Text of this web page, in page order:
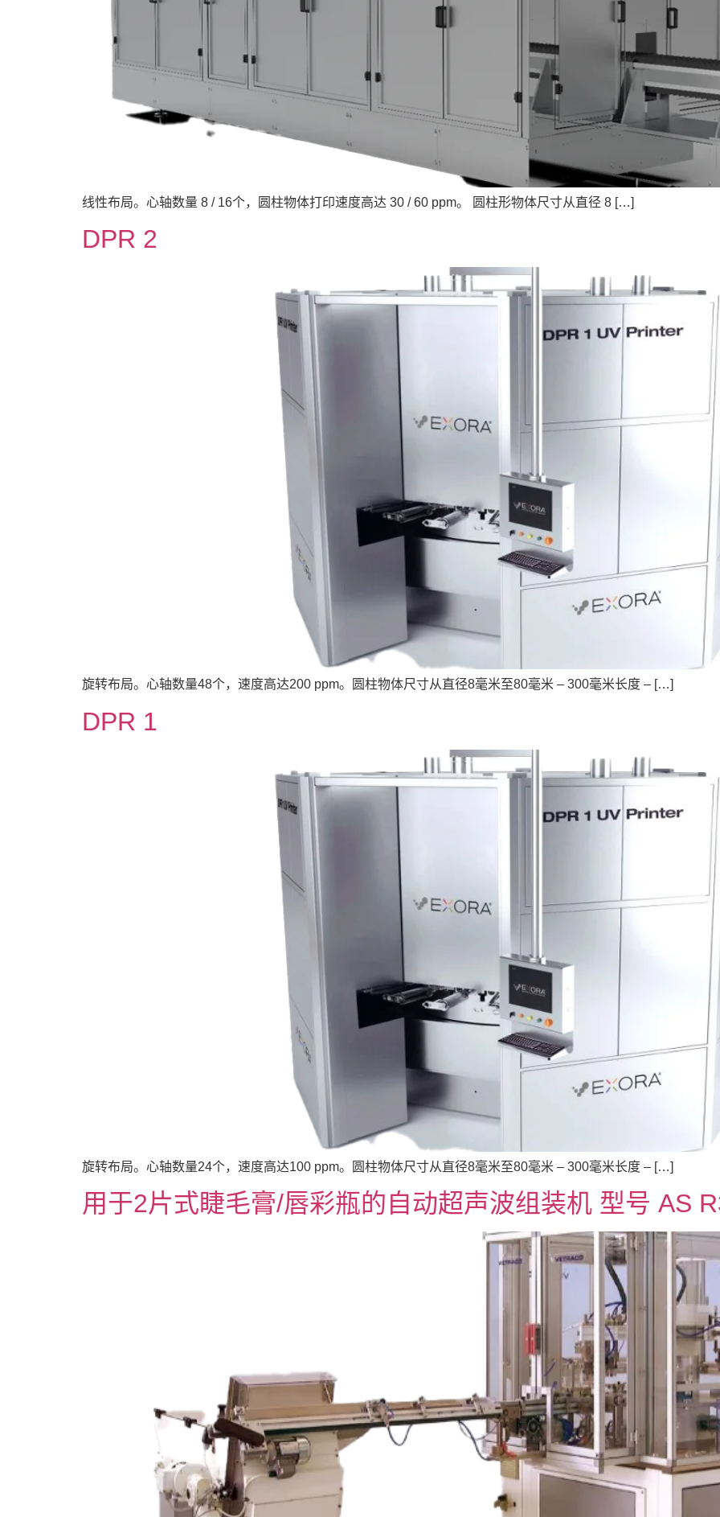
线性布局。心轴数量 8 / 16个，圆柱物体打印速度高达 30 / 60 ppm。 圆柱形物体尺寸从直径 8 […]
DPR 2
旋转布局。心轴数量48个，速度高达200 ppm。圆柱物体尺寸从直径8毫米至80毫米 – 300毫米长度 – […]
DPR 1
旋转布局。心轴数量24个，速度高达100 ppm。圆柱物体尺寸从直径8毫米至80毫米 – 300毫米长度 – […]
用于2片式睫毛膏/唇彩瓶的自动超声波组装机 型号 AS